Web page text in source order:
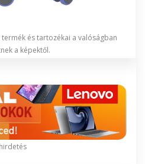
és tartozékai a valóságban
a képektől.
hirdetés